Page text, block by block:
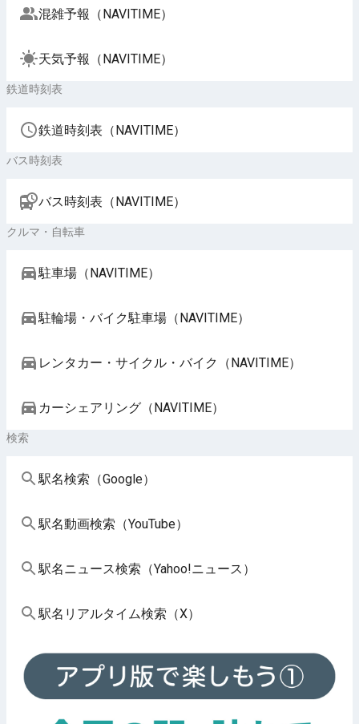
混雑予報（NAVITIME）
天気予報（NAVITIME）
鉄道時刻表
鉄道時刻表（NAVITIME）
バス時刻表
バス時刻表（NAVITIME）
クルマ・自転車
駐車場（NAVITIME）
駐輪場・バイク駐車場（NAVITIME）
レンタカー・サイクル・バイク（NAVITIME）
カーシェアリング（NAVITIME）
検索
駅名検索（Google）
駅名動画検索（YouTube）
駅名ニュース検索（Yahoo!ニュース）
駅名リアルタイム検索（X）